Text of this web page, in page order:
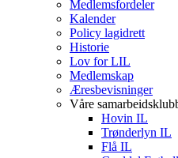
Medlemsfordeler
Kalender
Policy lagidrett
Historie
Lov for LIL
Medlemskap
Æresbevisninger
Våre
Hovin IL
Trønderlyn IL
Flå IL